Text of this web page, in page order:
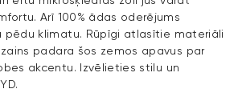
Arī 100% ādas oderējums
pēdu klimatu. Rūpīgi atlasītie materiāli
padara šos zemos apavus par
akcentu. Izvēlieties stilu un